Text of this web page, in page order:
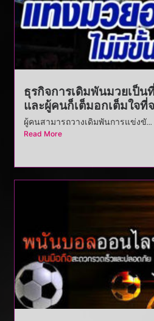
ธุรกิจการเดิมพันมวยเป็น
และผู้คนก็เต็มอกเต็มใจ
ผู้คนสามารถวางเดิมพันการแข่งขั...
Read More